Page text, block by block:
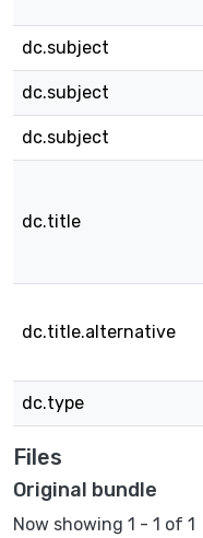
dc.subject
dc.subject
dc.subject
dc.title
dc.title.alternative
dc.type
Files
Original bundle
Now showing 1 - 1 of 1